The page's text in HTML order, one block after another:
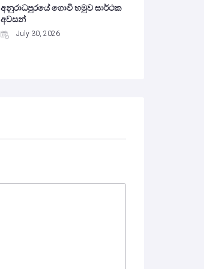
අනුරාධපුරයේ ගොවි හමුව සාර්ථක
අවසන්
July 30, 2026